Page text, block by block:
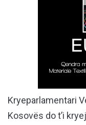
Kryeparlamentari
Kosovës do t’i